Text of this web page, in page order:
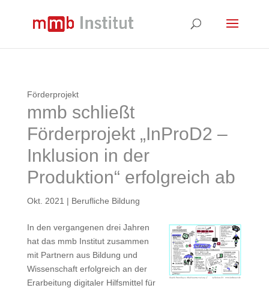
Förderprojekt
mmb schließt
Förderprojekt „InProD2 –
Inklusion in der
Produktion“ erfolgreich ab
Okt. 2021 | Berufliche Bildung
In den vergangenen drei Jahren
hat das mmb Institut zusammen
mit Partnern aus Bildung und
Wissenschaft erfolgreich an der
Erarbeitung digitaler Hilfsmittel für